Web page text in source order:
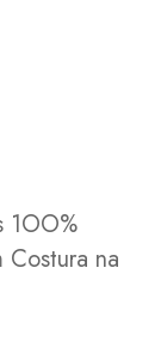
1OO%
na